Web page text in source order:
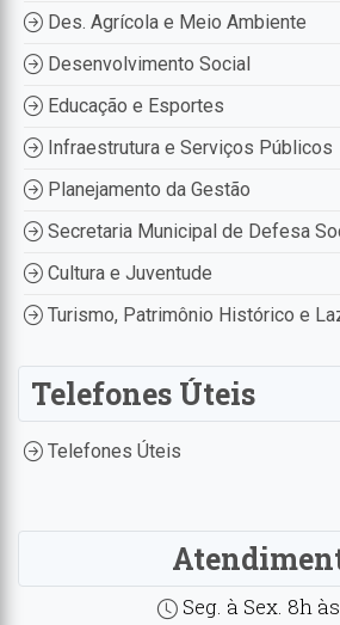
Des. Agrícola e Meio Ambiente
Desenvolvimento Social
Educação e Esportes
Infraestrutura e Serviços Públicos
Planejamento da Gestão
Secretaria Municipal de Defesa
Cultura e Juventude
Turismo, Patrimônio Histórico e
Telefones Úteis
Telefones Úteis
Seg. à Sex. 8h